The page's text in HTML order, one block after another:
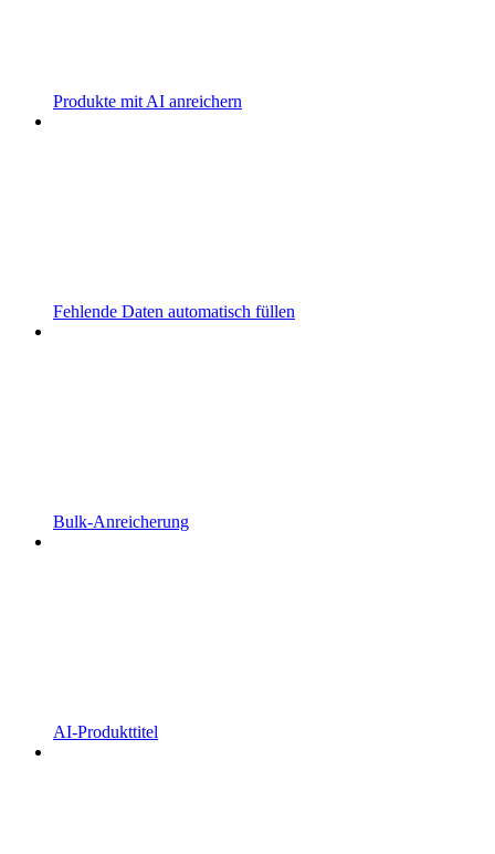
Produkte mit AI anreichern
Fehlende Daten automatisch füllen
Bulk-Anreicherung
AI-Produkttitel